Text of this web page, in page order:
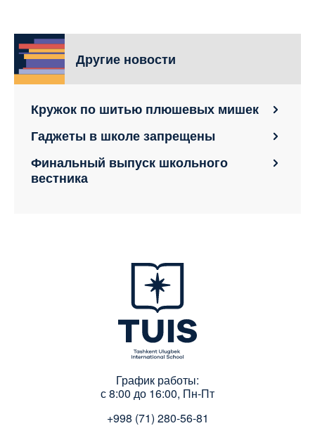
Другие новости
Кружок по шитью плюшевых мишек
Гаджеты в школе запрещены
Финальный выпуск школьного
вестника
График работы:
с 8:00 до 16:00, Пн-Пт
+998 (71) 280-56-81